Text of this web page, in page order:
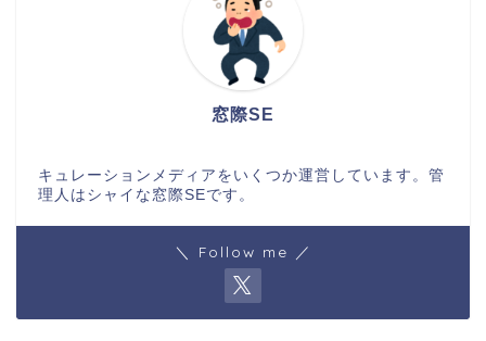
窓際SE
キュレーションメディアをいくつか運営しています。管
理人はシャイな窓際SEです。
＼ Follow me ／